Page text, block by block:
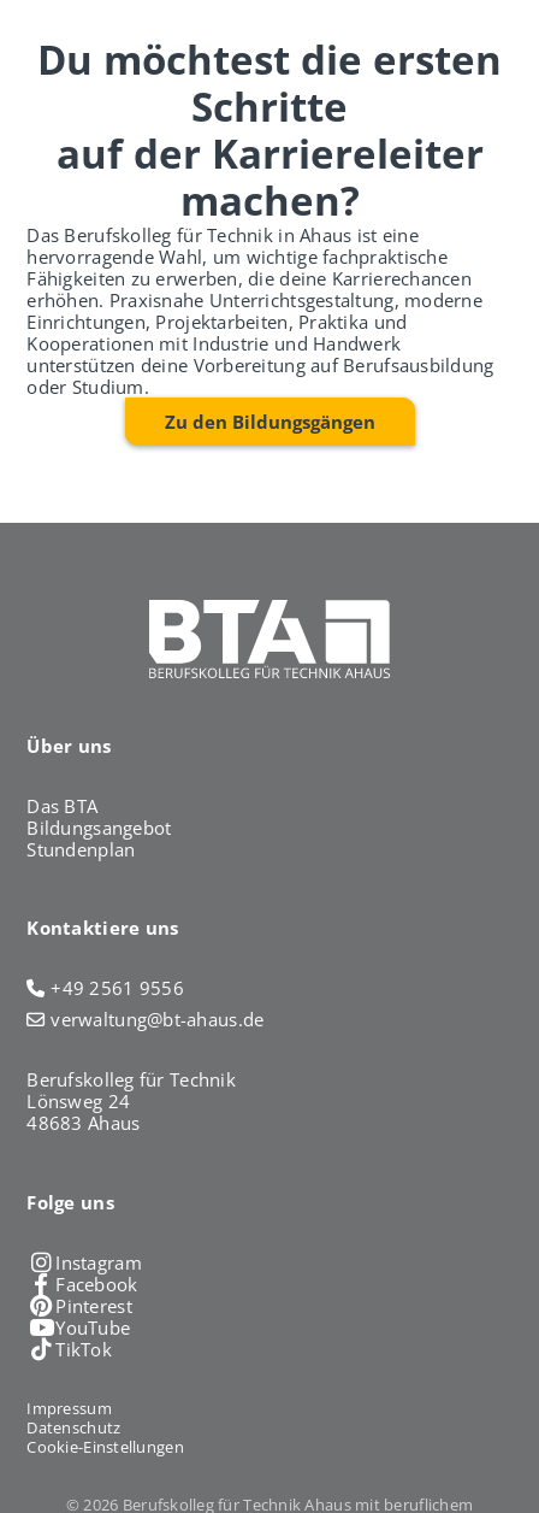
Du möchtest die ersten
Schritte
auf der Karriereleiter
machen?
Das Berufskolleg für Technik in Ahaus ist eine
hervorragende Wahl, um wichtige fachpraktische
Fähigkeiten zu erwerben, die deine Karrierechancen
erhöhen. Praxisnahe Unterrichtsgestaltung, moderne
Einrichtungen, Projektarbeiten, Praktika und
Kooperationen mit Industrie und Handwerk
unterstützen deine Vorbereitung auf Berufsausbildung
oder Studium.
Zu den Bildungsgängen
Über uns
Das BTA
Bildungsangebot
Stundenplan
Kontaktiere uns
+49 2561 9556
verwaltung@bt-ahaus.de
Berufskolleg für Technik
Lönsweg 24
48683 Ahaus
Folge uns
Instagram
Facebook
Pinterest
YouTube
TikTok
Impressum
Datenschutz
Cookie-Einstellungen
© 2026 Berufskolleg für Technik Ahaus mit beruflichem